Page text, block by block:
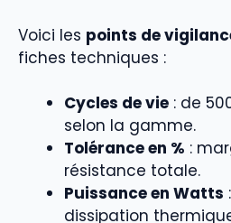
Voici les points de
fiches techniques :
Cycles de vie : de
selon la gamme.
Tolérance en % :
résistance totale.
Puissance en Watts
dissipation